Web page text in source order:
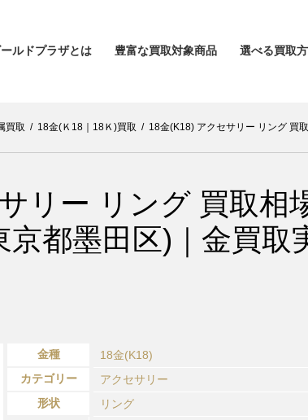
ルドプラザとは 豊富な買取対象商品 選べる買取
買取 / 18金(Ｋ18｜18Ｋ)買取 / 18金(K18) アクセサリー リング 買
リー リング 買取相
都墨田区)｜金買取
金種
18金(K18)
カテゴリー
アクセサリー
形状
リング